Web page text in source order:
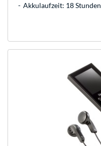
Akkulaufzeit: 18 Stunden